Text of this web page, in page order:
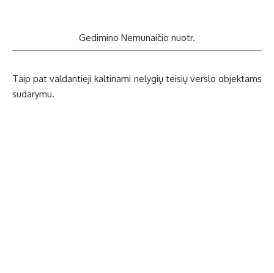
Ge­di­mi­no Ne­mu­nai­čio nuotr.
Taip pat val­dan­tie­ji kal­ti­na­mi ne­ly­gių tei­sių ver­slo ob­jek­tams
su­da­ry­mu.